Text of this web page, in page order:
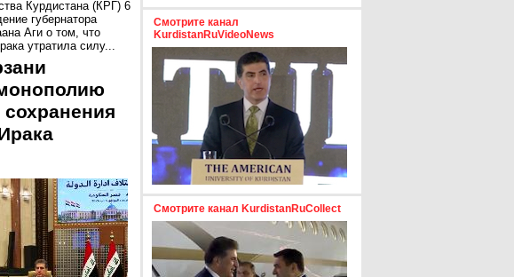
Курдистана (КРГ) 6
губернатора
Аги о том, что
утратила силу...
Смотрите канал
KurdistanRuVideoNews
Смотрите канал KurdistanRuCollect